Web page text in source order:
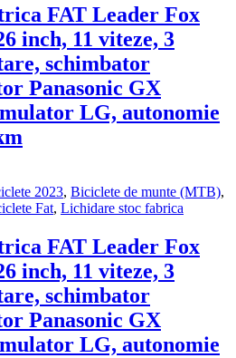
FAT Leader Fox
inch, 11 viteze, 3
schimbator
Panasonic GX
LG, autonomie
2023, Biciclete de munte (MTB),
Fat, Lichidare stoc fabrica
FAT Leader Fox
inch, 11 viteze, 3
schimbator
Panasonic GX
LG, autonomie